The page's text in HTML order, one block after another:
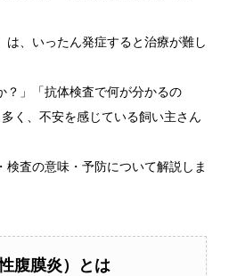
は、いったん発症すると治療が難し
？」「抗体検査で何が分かるの
く、不安を感じている飼い主さん
検査の意味・予防について解説しま
腹膜炎）とは